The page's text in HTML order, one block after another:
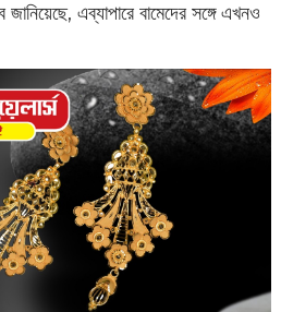
এব্যাপারে বামেদের সঙ্গে এখনও